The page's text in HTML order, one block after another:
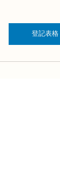
登記表格